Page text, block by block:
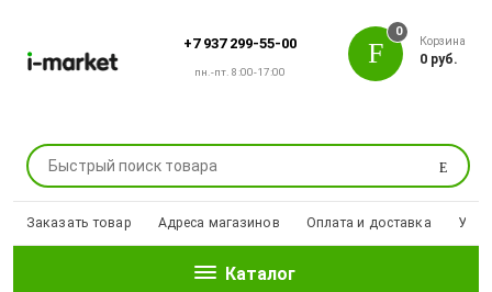
+7 937 299-55-00
пн.-пт. 8:00-17:00
Поиск
0
Корзина
0 руб.
Заказать товар Адреса магазинов Оплата и доставка
Каталог